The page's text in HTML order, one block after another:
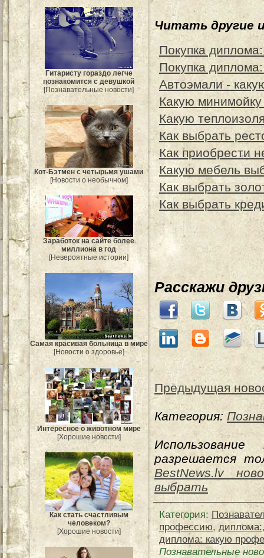
Гитаристу гораздо легче
познакомится с девушкой
[Познавательные новости]
Кот-Бэтмен с четырьмя ушами
[Новости о необычном]
Заработок на сайте более
миллиона в год
[Невероятные истории]
Самая красивая больница в мире
[Новости о здоровье]
Интересное о животном мире
[Хорошие новости]
Как стать счастливым
человеком?
[Хорошие новости]
Читать другие
Покупка
Покупка
Автоэмали -
Какую
Какую
Как выбрать
Как приобрести
Какую мебель
Как выбрать
Как выбрать
Расскажи
Предыдущая
Категория:
разрешается
BestNews.lv
выбрать
Категория:
профессию, диплома:
диплома: какую
Познавательные